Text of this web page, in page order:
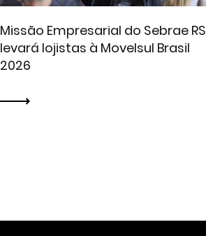
Missão Empresarial do Sebrae RS
levará lojistas à Movelsul Brasil
2026